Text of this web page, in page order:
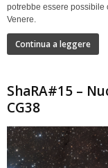
potrebbe essere possibile
Venere.
Continua a leggere
ShaRA#15 –
CG38